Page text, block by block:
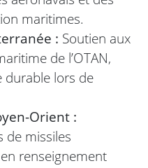
maritimes.
: Soutien aux
de l’OTAN,
durable lors de
Orient :
de missiles
renseignement